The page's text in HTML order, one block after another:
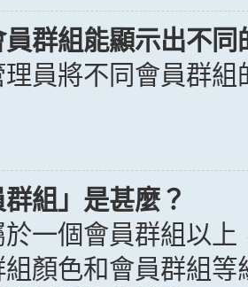
群組能顯示出不同
員將不同會員群
群組」是甚麼？
一個會員群組以
組顏色和會員群組